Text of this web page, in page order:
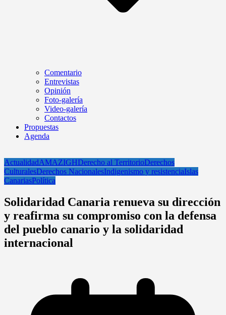
Comentario
Entrevistas
Opinión
Foto-galería
Video-galería
Contactos
Propuestas
Agenda
ActualidadAMAZIGHDerecho al TerritorioDerechos
CulturalesDerechos NacionalesIndigenismo y resistenciaIslas
CanariasPolítica
Solidaridad Canaria renueva su dirección
y reafirma su compromiso con la defensa
del pueblo canario y la solidaridad
internacional